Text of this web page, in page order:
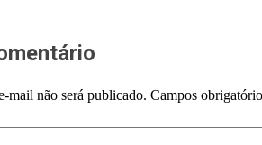
mail não será publicado. Campos